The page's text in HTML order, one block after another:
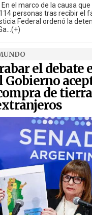
En el marco de la causa que
personas tras recibir el
Federal ordenó la
el debate
Gobierno
de